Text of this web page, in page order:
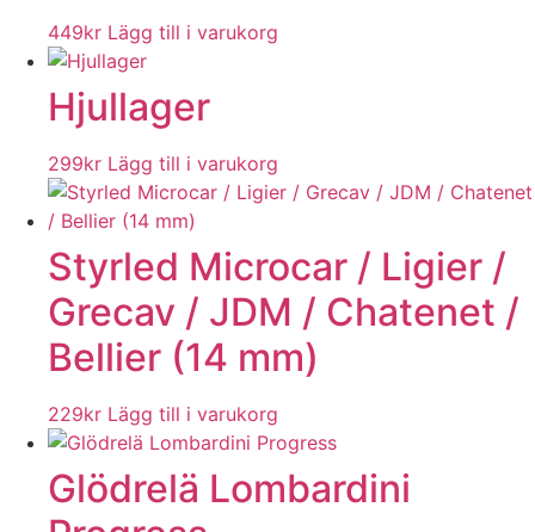
449kr Lägg till i varukorg
Hjullager
299kr Lägg till i varukorg
Styrled Microcar / Ligier /
Grecav / JDM / Chatenet /
Bellier (14 mm)
229kr Lägg till i varukorg
Glödrelä Lombardini